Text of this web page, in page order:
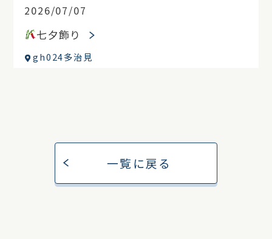
2026/07/07
七夕飾り
gh024多治見
一覧に戻る